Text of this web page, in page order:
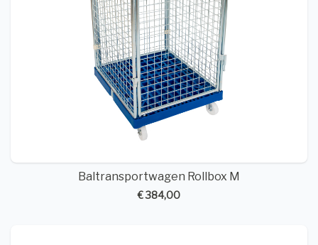
Baltransportwagen Rollbox M
€ 384,00